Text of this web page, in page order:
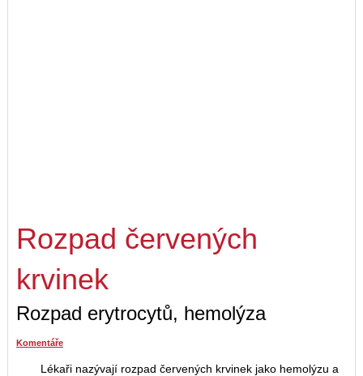
Rozpad červených
krvinek
Rozpad erytrocytů, hemolýza
Komentáře
Lékaři nazývají rozpad červených krvinek jako hemolýzu a